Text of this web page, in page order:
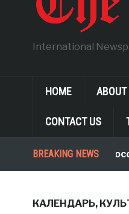
International
HOME ABOUT
CONTACT US
BREAKING NEWS
Неологизмы
КАЛЕНДАРЬ,